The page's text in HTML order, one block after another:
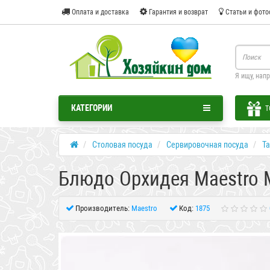
Оплата и доставка Гарантия и возврат Статьи и
Я ищу,
КАТЕГОРИИ
Столовая посуда Сервировочная посуда
Блюдо Орхидея Maestro
Производитель: Maestro Код: 1875